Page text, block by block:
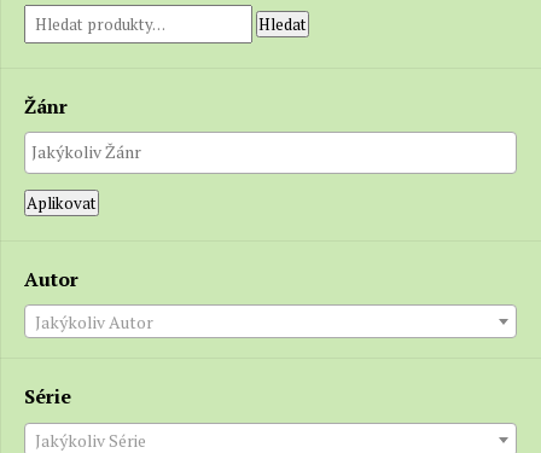
Hledat
Žánr
Aplikovat
Autor
Jakýkoliv Autor
Série
Jakýkoliv Série